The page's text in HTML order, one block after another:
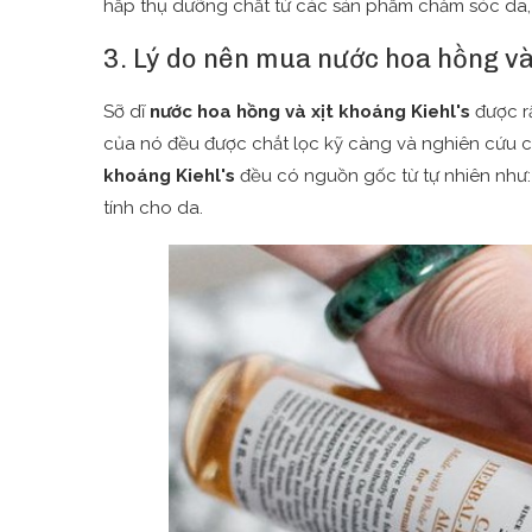
hấp thụ dưỡng chất từ các sản phẩm chăm sóc
3. Lý do nên mua nước hoa hồng
Sỡ dĩ nước hoa hồng và xịt khoáng Kiehl's được
của nó đều được chắt lọc kỹ càng và nghiên cứu
khoáng Kiehl's đều có nguồn gốc từ tự nhiên
tính cho da.